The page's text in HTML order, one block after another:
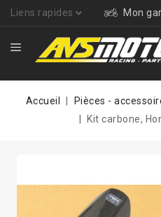
Liens rapides Mon
Accueil Pièces -
Kit carbone,